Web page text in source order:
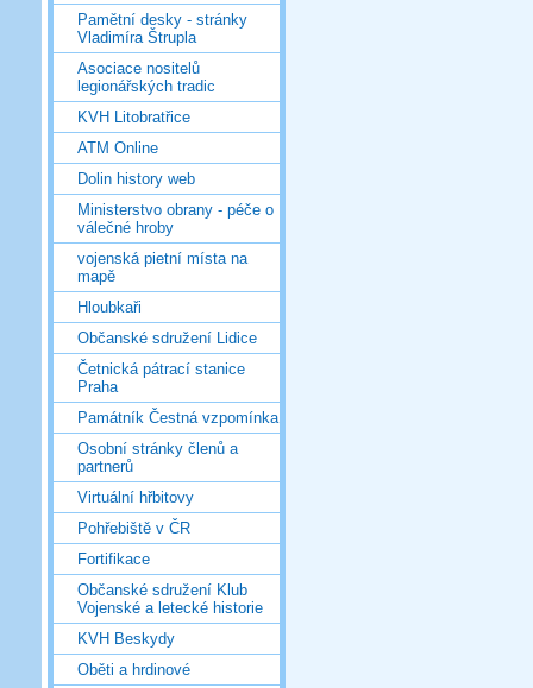
Pamětní desky - stránky
Vladimíra Štrupla
Asociace nositelů
legionářských tradic
KVH Litobratřice
ATM Online
Dolin history web
Ministerstvo obrany - péče o
válečné hroby
vojenská pietní místa na
mapě
Hloubkaři
Občanské sdružení Lidice
Četnická pátrací stanice
Praha
Památník Čestná vzpomínka
Osobní stránky členů a
partnerů
Virtuální hřbitovy
Pohřebiště v ČR
Fortifikace
Občanské sdružení Klub
Vojenské a letecké historie
KVH Beskydy
Oběti a hrdinové